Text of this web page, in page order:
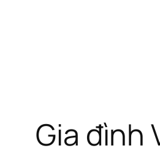
Gia đình